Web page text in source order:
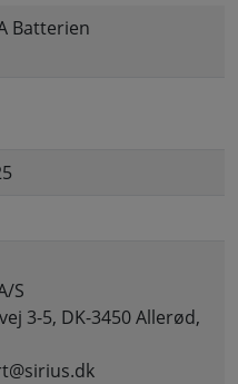
Batterien
S
3-5, DK-3450 Allerød,